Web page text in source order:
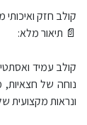
קולב חזק ואיכותי
📄 תיאור מלא:
קולב עמיד
נוחה של חצאיות,
ונראות מקצועית